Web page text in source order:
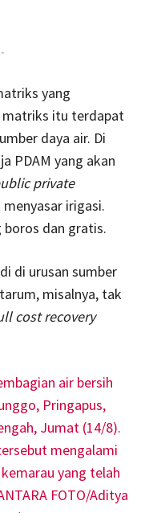
yang
matriks itu terdapat
daya air. Di
PDAM yang akan
private
irigasi.
boros dan gratis.
di urusan sumber
misalnya, tak
cost recovery